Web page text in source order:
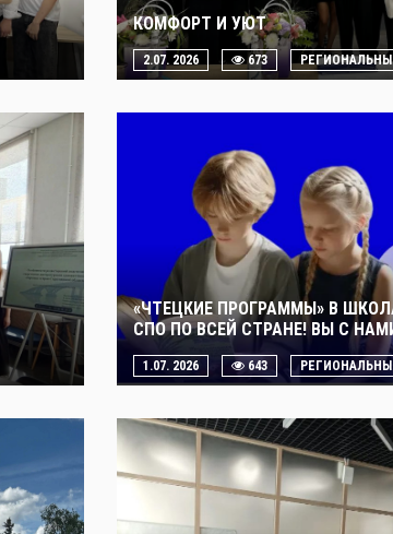
КОМФОРТ И УЮТ
2.07. 2026 673
«ЧТЕЦКИЕ ПРОГРАММЫ» В
СПО ПО ВСЕЙ СТРАНЕ! ВЫ С
1.07. 2026 643